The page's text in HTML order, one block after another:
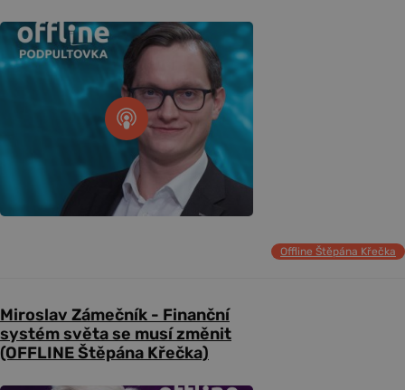
Offline Štěpána Křečka
Miroslav Zámečník - Finanční
systém světa se musí změnit
(OFFLINE Štěpána Křečka)